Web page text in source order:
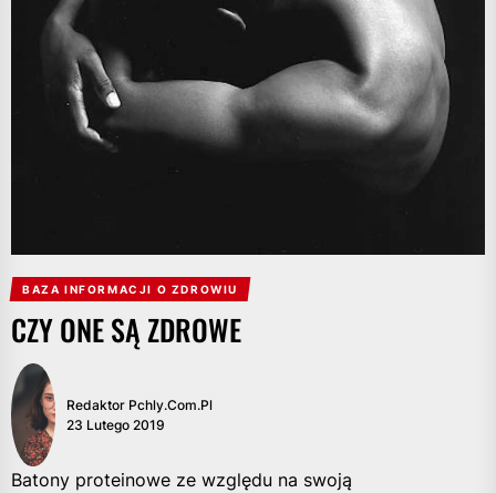
BAZA INFORMACJI O ZDROWIU
CZY ONE SĄ ZDROWE
Redaktor Pchly.com.pl
23 Lutego 2019
Batony proteinowe ze względu na swoją